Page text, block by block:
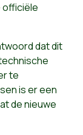
officiële
dat dit
te
is er een
de nieuwe